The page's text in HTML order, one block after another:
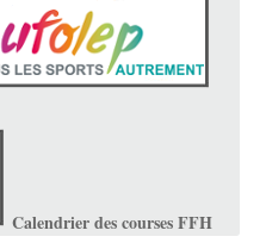
Calendrier des courses FFH